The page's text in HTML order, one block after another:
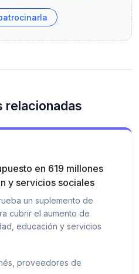
relacionadas
en 619 millones
y servicios sociales
un suplemento de
cubrir el aumento de
educación y servicios
proveedores de